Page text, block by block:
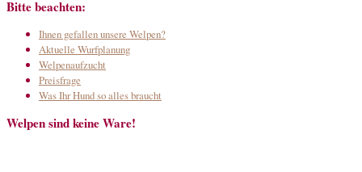
Bitte beachten:
Ihnen gefallen unsere Welpen?
Aktuelle Wurfplanung
Welpenaufzucht
Preisfrage
Was Ihr Hund so alles braucht
Welpen sind keine Ware!